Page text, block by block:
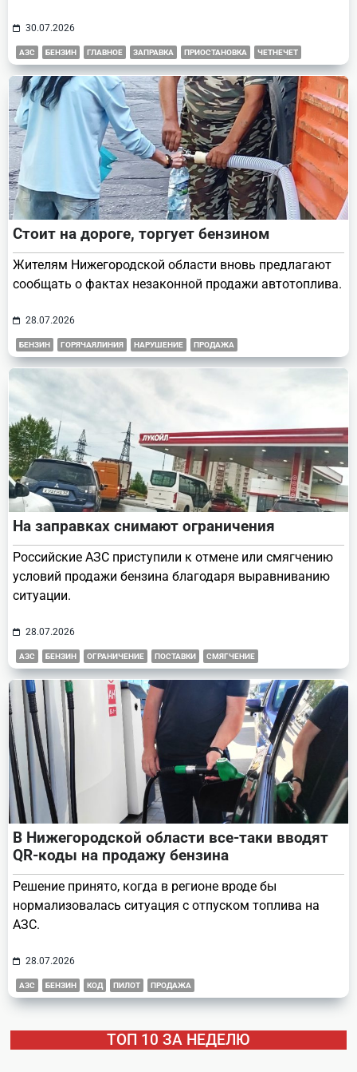
30.07.2026
АЗС БЕНЗИН ГЛАВНОЕ ЗАПРАВКА ПРИОСТАНОВКА ЧЕТНЕЧЕТ
Стоит на дороге, торгует бензином
Жителям Нижегородской области вновь предлагают
сообщать о фактах незаконной продажи автотоплива.
28.07.2026
БЕНЗИН ГОРЯЧАЯЛИНИЯ НАРУШЕНИЕ ПРОДАЖА
На заправках снимают ограничения
Российские АЗС приступили к отмене или смягчению
условий продажи бензина благодаря выравниванию
ситуации.
28.07.2026
АЗС БЕНЗИН ОГРАНИЧЕНИЕ ПОСТАВКИ СМЯГЧЕНИЕ
В Нижегородской области все-таки вводят
QR-коды на продажу бензина
Решение принято, когда в регионе вроде бы
нормализовалась ситуация с отпуском топлива на
АЗС.
28.07.2026
АЗС БЕНЗИН КОД ПИЛОТ ПРОДАЖА
ТОП 10 ЗА НЕДЕЛЮ